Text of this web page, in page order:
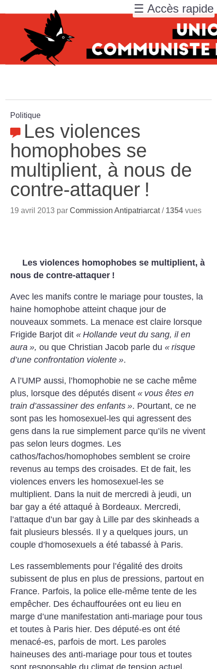
Politique
Les violences
homophobes se
multiplient, à nous de
contre-attaquer !
19 avril 2013 parCommission Antipatriarcat/ 1354 vues
Les violences homophobes se multiplient, à
nous de contre-attaquer !
Avec les manifs contre le mariage pour toustes, la
haine homophobe atteint chaque jour de
nouveaux sommets. La menace est claire lorsque
Frigide Barjot dit« Hollande veut du sang, il en
aura », ou que Christian Jacob parle du« risque
d’une confrontation violente ».
A l’UMP aussi, l’homophobie ne se cache même
plus, lorsque des députés disent« vous êtes en
train d’assassiner des enfants ». Pourtant, ce ne
sont pas les homosexuel-les qui agressent des
gens dans la rue simplement parce qu’ils ne vivent
pas selon leurs dogmes. Les
cathos/fachos/homophobes semblent se croire
revenus au temps des croisades. Et de fait, les
violences envers les homosexuel-les se
multiplient. Dans la nuit de mercredi à jeudi, un
bar gay a été attaqué à Bordeaux. Mercredi,
l’attaque d’un bar gay à Lille par des skinheads a
fait plusieurs blessés. Il y a quelques jours, un
couple d’homosexuels a été tabassé à Paris.
Les rassemblements pour l’égalité des droits
subissent de plus en plus de pressions, partout en
France. Parfois, la police elle-même tente de les
empêcher. Des échauffourées ont eu lieu en
marge d’une manifestation anti-mariage pour tous
et toutes à Paris hier. Des député-es ont été
menacé-es, parfois de mort. Les paroles
haineuses des anti-mariage pour tous et toutes
sont responsable du climat de tension actuel.
☰ Accès rapide